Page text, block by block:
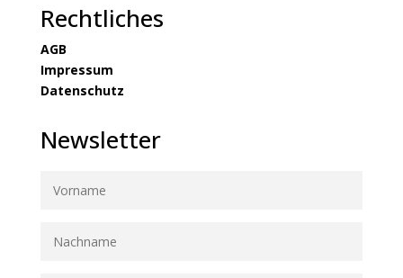
Rechtliches
AGB
Impressum
Datenschutz
Newsletter